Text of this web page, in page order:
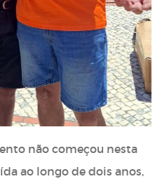
não começou nesta
ao longo de dois anos,